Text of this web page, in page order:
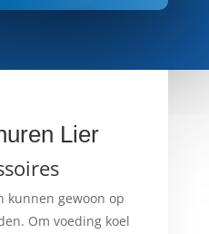
Lier
kunnen gewoon op
Om voeding koel